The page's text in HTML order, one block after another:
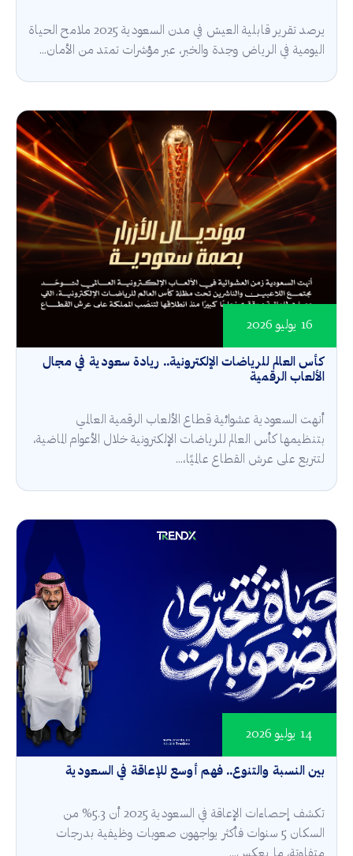
يرصد تقرير قابلية العيش في مدن السعودية 2025 ملامح الحياة
اليومية في الرياض وجدة والخبر، عبر مؤشرات تمتد من الأمان...
كأس العالم للرياضات الإلكترونية.. ريادة سعودية في مجال
الألعاب الرقمية
16 يوليو 2026
أنهت السعودية عشوائية قطاع الألعاب الرقمية العالمي
بتنظيمها كأس العالم للرياضات الإلكترونية خلال الأعوام الماضية،
لتتربع على عرش القطاع عالميًا،...
بين النسبة والتنوع.. فهم أوسع للإعاقة في السعودية
14 يوليو 2026
تكشف إحصاءات الإعاقة في السعودية 2025 أن 5.3% من
السكان 5 سنوات فأكثر يواجهون صعوبات وظيفية بدرجات